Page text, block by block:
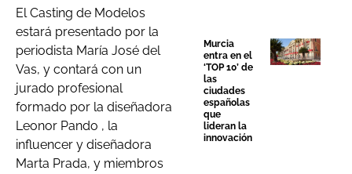
El Casting de Modelos
estará presentado por la
periodista María José del
Vas, y contará con un
jurado profesional
formado por la diseñadora
Leonor Pando , la
influencer y diseñadora
Marta Prada, y miembros
Murcia
entra en el
‘TOP 10’ de
las
ciudades
españolas
que
lideran la
innovación